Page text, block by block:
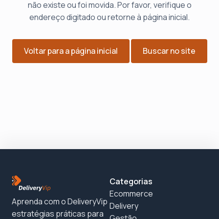
não existe ou foi movida. Por favor, verifique o
endereço digitado ou retorne à página inicial.
Voltar para a página inicial Buscar no site
Aprenda com o DeliveryVip
estratégias práticas para
Categorias
Ecommerce
Delivery